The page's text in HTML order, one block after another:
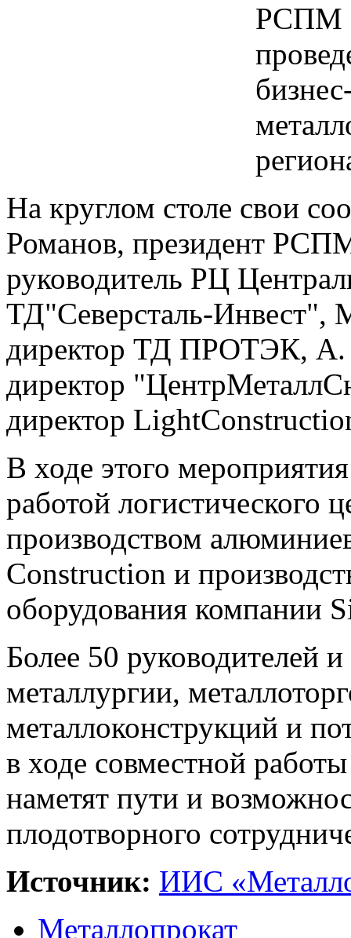
РСПМ
На круглом столе свои
Романов, президент
руководитель РЦ
ТД"Северсталь-Инвест",
директор ТД ПРОТЭК, А.
директор
директор
В ходе этого
работой
производством
Construction и
оборудования компании
Более 50 руководителей
металлургии,
металлоконструкций и
в ходе совместной
наметят пути и
плодотворного
Источник: ИИС
Металлопрокат